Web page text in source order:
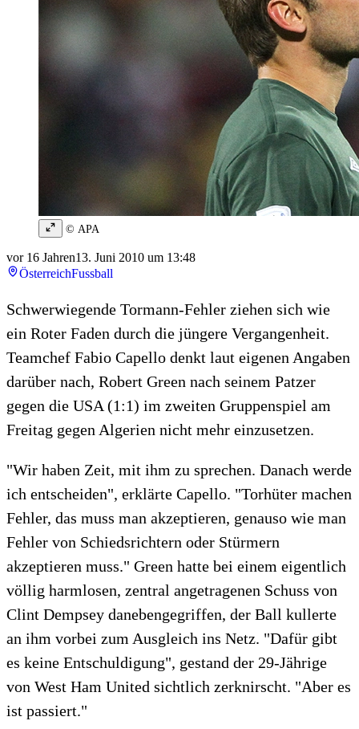
© APA
vor 16 Jahren13. Juni 2010 um 13:48
ÖsterreichFussball
Schwerwiegende Tormann-Fehler ziehen sich wie
ein Roter Faden durch die jüngere Vergangenheit.
Teamchef Fabio Capello denkt laut eigenen Angaben
darüber nach, Robert Green nach seinem Patzer
gegen die USA (1:1) im zweiten Gruppenspiel am
Freitag gegen Algerien nicht mehr einzusetzen.
"Wir haben Zeit, mit ihm zu sprechen. Danach werde
ich entscheiden", erklärte Capello. "Torhüter machen
Fehler, das muss man akzeptieren, genauso wie man
Fehler von Schiedsrichtern oder Stürmern
akzeptieren muss." Green hatte bei einem eigentlich
völlig harmlosen, zentral angetragenen Schuss von
Clint Dempsey danebengegriffen, der Ball kullerte
an ihm vorbei zum Ausgleich ins Netz. "Dafür gibt
es keine Entschuldigung", gestand der 29-Jährige
von West Ham United sichtlich zerknirscht. "Aber es
ist passiert."